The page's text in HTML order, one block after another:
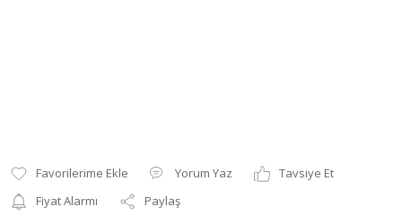
Yorum Yaz
Tavsiye Et
Fiyat Alarmı
Paylaş